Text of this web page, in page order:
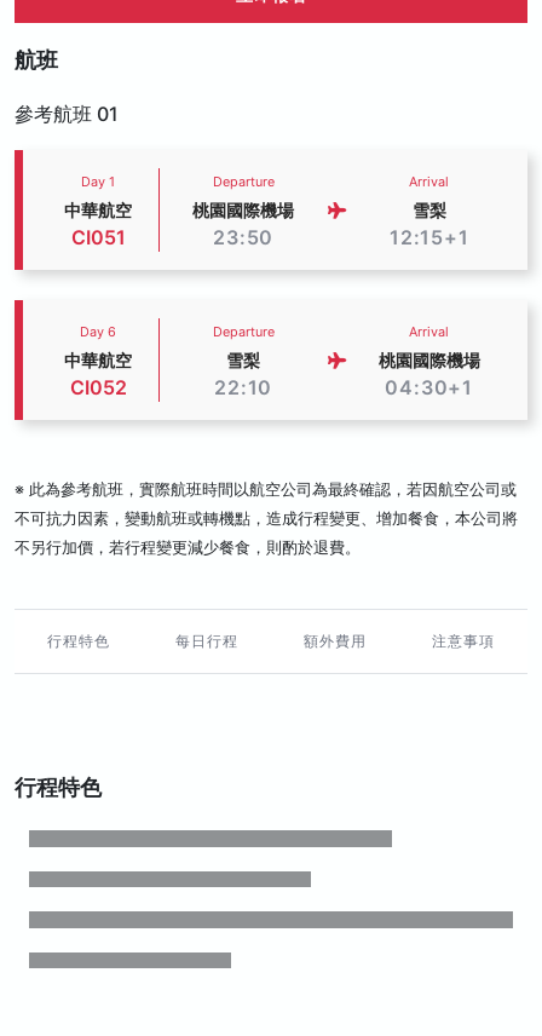
航班
參考航班 01
Day 1
中華航空
CI051
Departure
桃園國際機場
23:50
Arrival
雪梨
12:15+1
Day 6
中華航空
CI052
Departure
雪梨
22:10
Arrival
桃園國際機場
04:30+1
※ 此為參考航班，實際航班時間以航空公司為最終確認，若因航空公司或
不可抗力因素，變動航班或轉機點，造成行程變更、增加餐食，本公司將
不另行加價，若行程變更減少餐食，則酌於退費。
行程特色 每日行程 額外費用 注意事項
行程特色